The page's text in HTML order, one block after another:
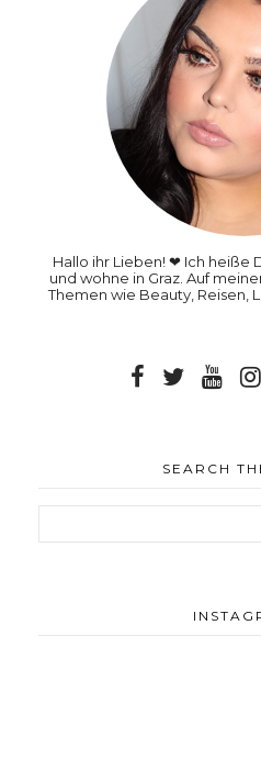
Hallo ihr Lieben! ❤ Ich heiße
und wohne in Graz. Auf
Themen wie Beauty, Reisen,
SEARCH